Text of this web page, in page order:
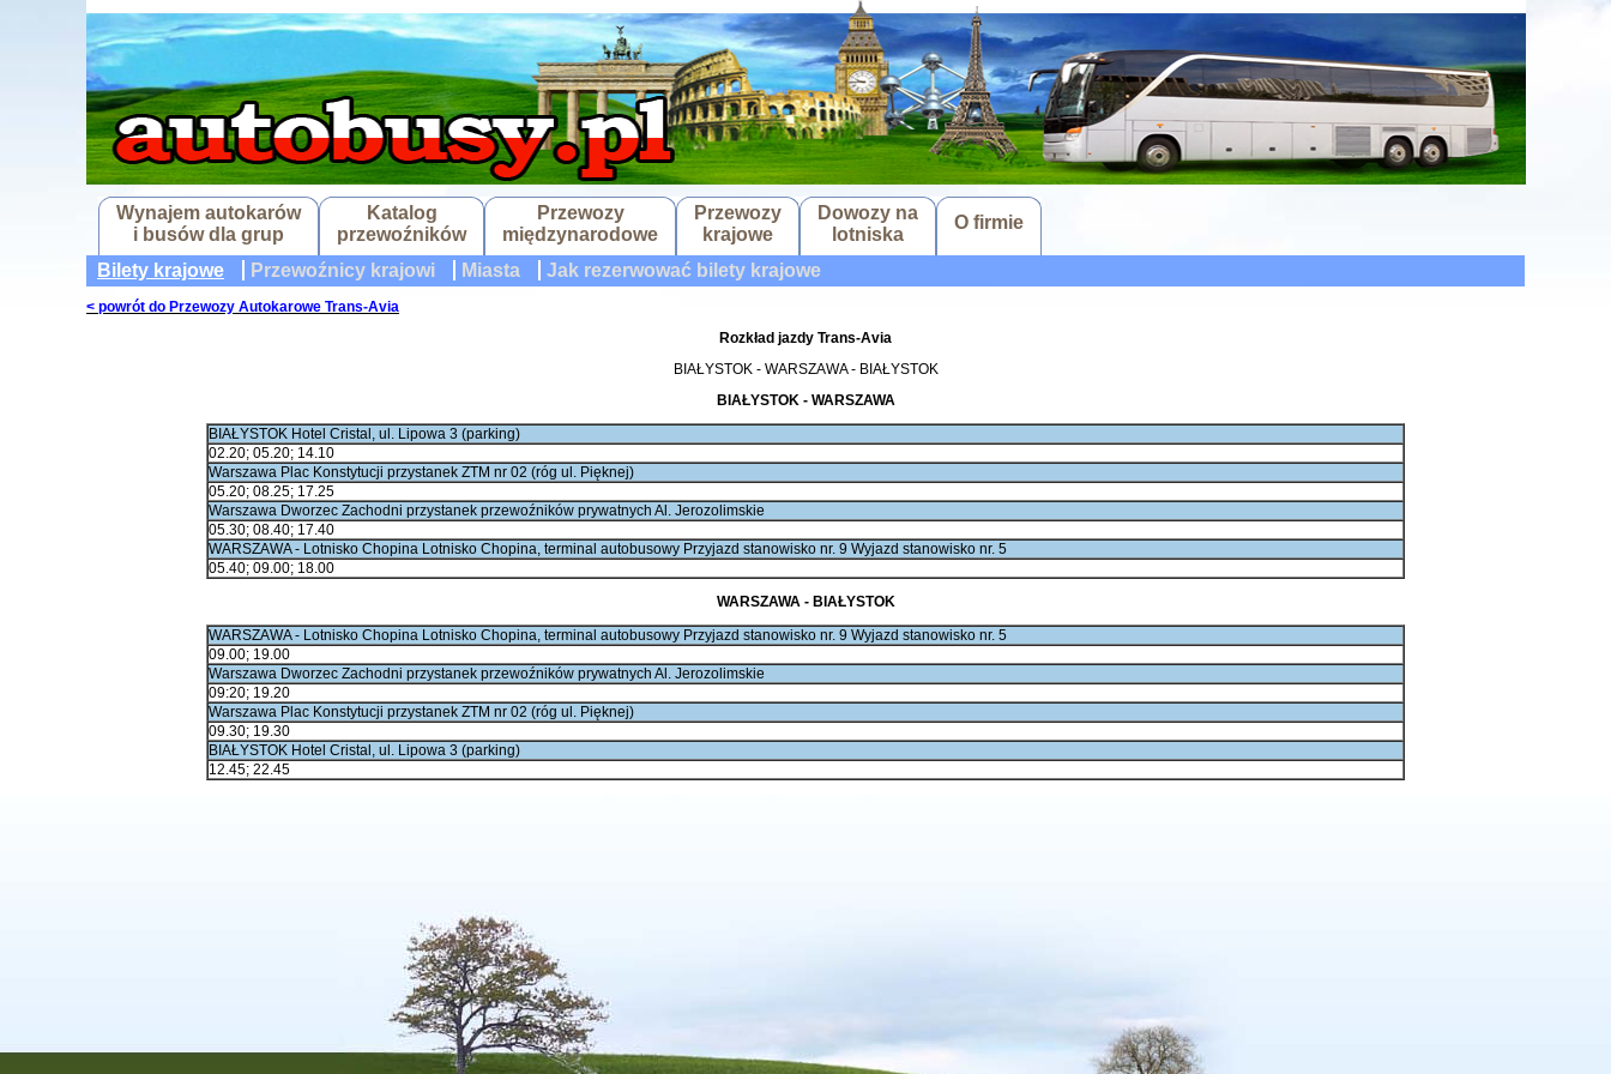
Wynajem autokarów
i busów dla grup
Katalog
przewoźników
Przewozy
międzynarodowe
Przewozy
krajowe
Dowozy na
lotniska
O firmie
Bilety krajowe Przewoźnicy krajowi Miasta Jak rezerwować bilety krajowe
< powrót do Przewozy Autokarowe Trans-Avia
Rozkład jazdy Trans-Avia
BIAŁYSTOK - WARSZAWA - BIAŁYSTOK
BIAŁYSTOK - WARSZAWA
BIAŁYSTOK Hotel Cristal, ul. Lipowa 3 (parking)
02.20; 05.20; 14.10
Warszawa Plac Konstytucji przystanek ZTM nr 02 (róg ul. Pięknej)
05.20; 08.25; 17.25
Warszawa Dworzec Zachodni przystanek przewoźników prywatnych Al. Jerozolimskie
05.30; 08.40; 17.40
WARSZAWA - Lotnisko Chopina Lotnisko Chopina, terminal autobusowy Przyjazd stanowisko nr. 9 Wyjazd stanowisko nr. 5
05.40; 09.00; 18.00
WARSZAWA - BIAŁYSTOK
WARSZAWA - Lotnisko Chopina Lotnisko Chopina, terminal autobusowy Przyjazd stanowisko nr. 9 Wyjazd stanowisko nr. 5
09.00; 19.00
Warszawa Dworzec Zachodni przystanek przewoźników prywatnych Al. Jerozolimskie
09:20; 19.20
Warszawa Plac Konstytucji przystanek ZTM nr 02 (róg ul. Pięknej)
09.30; 19.30
BIAŁYSTOK Hotel Cristal, ul. Lipowa 3 (parking)
12.45; 22.45